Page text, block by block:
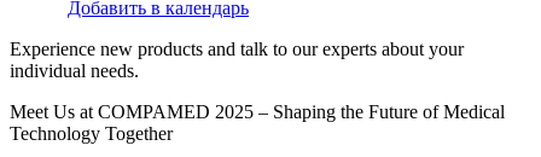
Добавить в календарь
Experience new products and talk to our experts about your
individual needs.
Meet Us at COMPAMED 2025 – Shaping the Future of Medical
Technology Together